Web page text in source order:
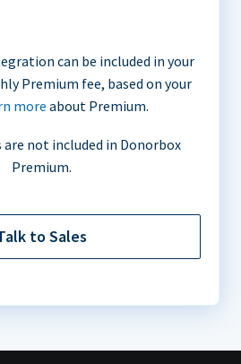
can be included in your
Premium fee, based on your
more about Premium.
are not included in Donorbox
Premium.
to Sales